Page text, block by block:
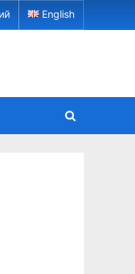
English
Toggle